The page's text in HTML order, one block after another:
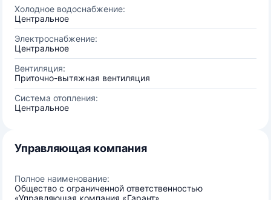
Холодное водоснабжение:
Центральное
Электроснабжение:
Центральное
Вентиляция:
Приточно-вытяжная вентиляция
Система отопления:
Центральное
Управляющая компания
Полное наименование:
Общество с ограниченной ответственностью
«Управляющая компания «Гарант»